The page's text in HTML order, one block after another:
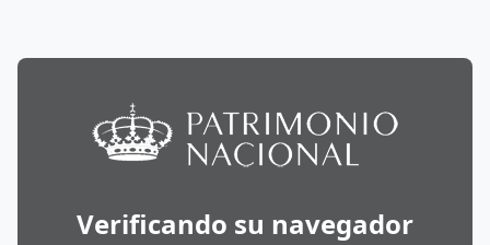
Verificando su navegador